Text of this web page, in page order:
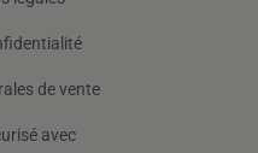
de vente
avec